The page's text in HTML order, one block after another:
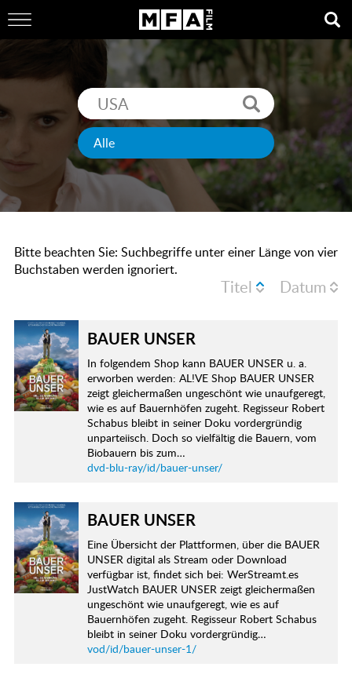
Bitte beachten Sie: Suchbegriffe unter einer Länge von vier
Buchstaben werden ignoriert.
Titel Datum
BAUER UNSER
In folgendem Shop kann BAUER UNSER u. a.
erworben werden: AL!VE Shop BAUER UNSER
zeigt gleichermaßen ungeschönt wie unaufgeregt,
wie es auf Bauernhöfen zugeht. Regisseur Robert
Schabus bleibt in seiner Doku vordergründig
unparteiisch. Doch so vielfältig die Bauern, vom
Biobauern bis zum…
dvd-blu-ray/id/bauer-unser/
BAUER UNSER
Eine Übersicht der Plattformen, über die BAUER
UNSER digital als Stream oder Download
verfügbar ist, findet sich bei: WerStreamt.es
JustWatch BAUER UNSER zeigt gleichermaßen
ungeschönt wie unaufgeregt, wie es auf
Bauernhöfen zugeht. Regisseur Robert Schabus
bleibt in seiner Doku vordergründig…
vod/id/bauer-unser-1/